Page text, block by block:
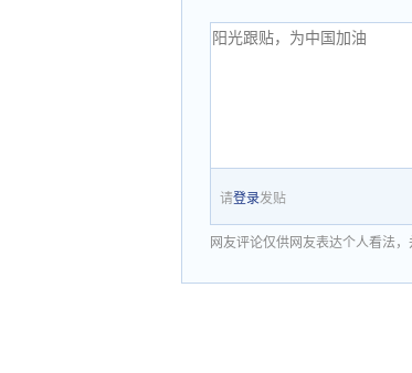
请登录发贴
网友评论仅供网友表达个人看法